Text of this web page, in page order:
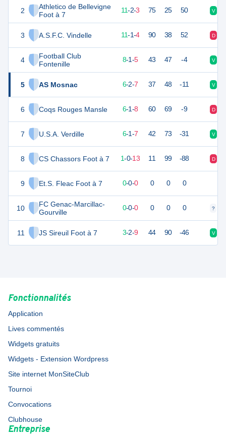
2
Athletico de Bellevigne
Foot à 7
3 A.S.F.C. Vindelle
4
Football Club
Fontenille
5 AS Mosnac
6 Coqs Rouges Mansle
7 U.S.A. Verdille
8 CS Chassors Foot à 7
9 Et.S. Fleac Foot à 7
10
FC Genac-Marcillac-
Gourville
11 JS Sireuil Foot à 7
35 16 11-2-3 75 25 50 V
34 11-1-4 90 38 52 D
8-1-5 43 47 -4 V
6-2-7 37 48 -11 V
18 16 6-1-8 60 69 -9 D
6-1-7 42 73 -31 V
0 16 1-0-13 11 99 -88 D
0 0-0-0 0 0 0
0 0-0-0 0 0 0 ?
9 3-2-9 44 90 -46 V
Fonctionnalités
Application
Lives commentés
Widgets gratuits
Widgets - Extension Wordpress
Site internet MonSiteClub
Tournoi
Convocations
Clubhouse
Entreprise